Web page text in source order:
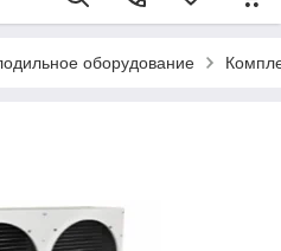
оборудование